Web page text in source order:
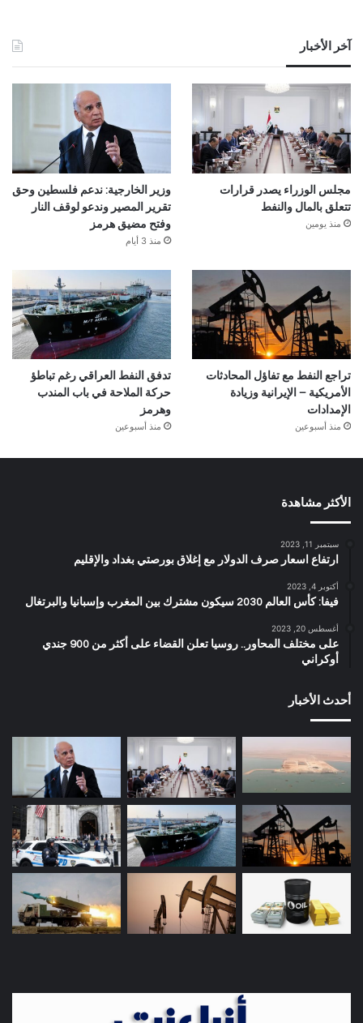
آخر الأخبار
مجلس الوزراء يصدر قرارات
تتعلق بالمال والنفط
منذ يومين
وزير الخارجية: ندعم فلسطين وحق
تقرير المصير وندعو لوقف النار
وفتح مضيق هرمز
منذ 3 أيام
تراجع النفط مع تفاؤل المحادثات
الأمريكية – الإيرانية وزيادة
الإمدادات
منذ أسبوعين
تدفق النفط العراقي رغم تباطؤ
حركة الملاحة في باب المندب
وهرمز
منذ أسبوعين
الأكثر مشاهدة
سبتمبر 11, 2023
ارتفاع اسعار صرف الدولار مع إغلاق بورصتي بغداد والإقليم
أكتوبر 4, 2023
فيفا: كأس العالم 2030 سيكون مشترك بين المغرب وإسبانيا والبرتغال
أغسطس 20, 2023
على مختلف المحاور.. روسيا تعلن القضاء على أكثر من 900 جندي
أوكراني
أحدث الأخبار